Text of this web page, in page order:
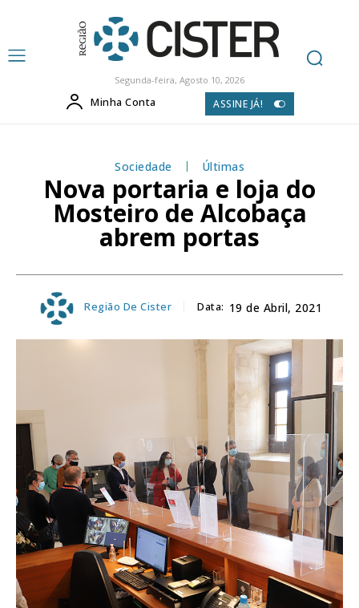
Segunda-feira, Agosto 10, 2026
Minha Conta ASSINE JÁ!
Sociedade Últimas
Nova portaria e loja do
Mosteiro de Alcobaça
abrem portas
Região De Cister Data: 19 de Abril, 2021